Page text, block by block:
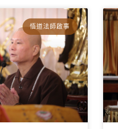
悟道法師啟事